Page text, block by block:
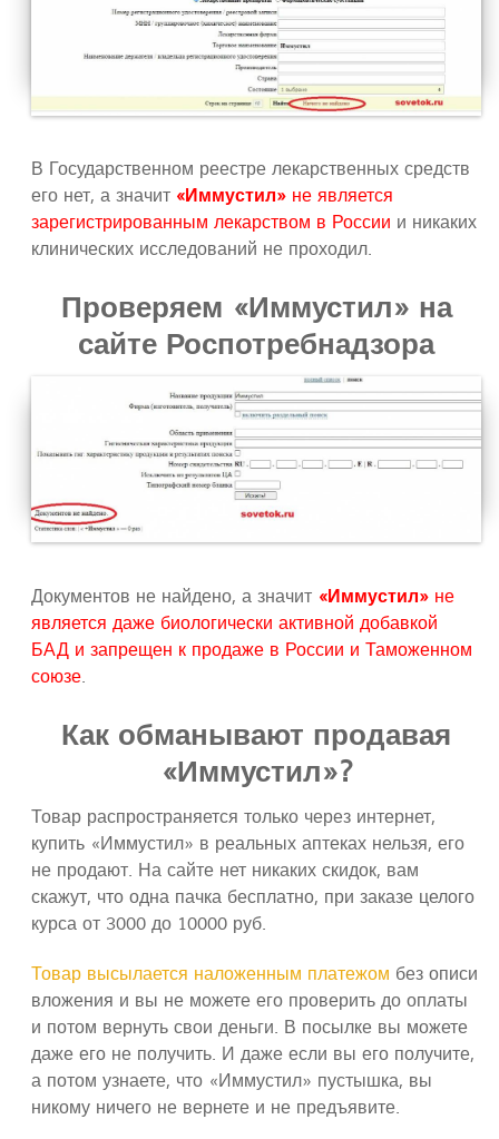
В Государственном реестре лекарственных средств
его нет, а значит «Иммустил» не является
зарегистрированным лекарством в России и никаких
клинических исследований не проходил.
Проверяем «Иммустил» на
сайте Роспотребнадзора
Документов не найдено, а значит «Иммустил» не
является даже биологически активной добавкой
БАД и запрещен к продаже в России и Таможенном
союзе.
Как обманывают продавая
«Иммустил»?
Товар распространяется только через интернет,
купить «Иммустил» в реальных аптеках нельзя, его
не продают. На сайте нет никаких скидок, вам
скажут, что одна пачка бесплатно, при заказе целого
курса от 3000 до 10000 руб.
Товар высылается наложенным платежом без описи
вложения и вы не можете его проверить до оплаты
и потом вернуть свои деньги. В посылке вы можете
даже его не получить. И даже если вы его получите,
а потом узнаете, что «Иммустил» пустышка, вы
никому ничего не вернете и не предъявите.